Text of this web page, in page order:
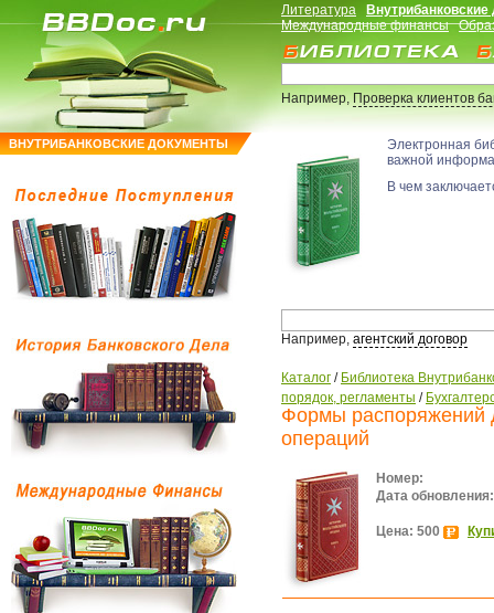
ВНУТРИБАНКОВСКИЕ ДОКУМЕНТЫ
Литература
Международные финансы
Например,Проверка клиентов
Электронная
важной
В чем
Например, агентский договор
Каталог / Библиотека
порядок, регламенты /
Формы распоряжений
операций
Номер:
Дата обновления:
Цена: 500